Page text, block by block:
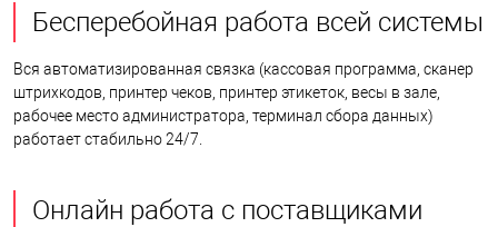
Бесперебойная работа всей системы
Вся автоматизированная связка (кассовая программа, сканер
штрихкодов, принтер чеков, принтер этикеток, весы в зале,
рабочее место администратора, терминал сбора данных)
работает стабильно 24/7.
Онлайн работа с поставщиками